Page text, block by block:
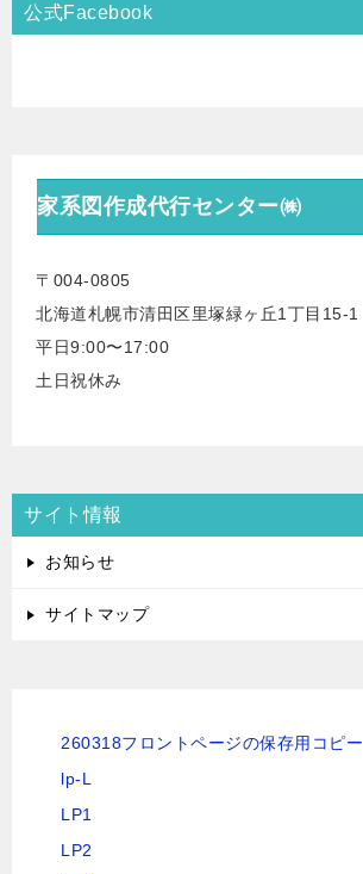
公式Facebook
家系図作成代行センター㈱
〒004-0805
北海道札幌市清田区里塚緑ヶ丘1丁目15-1
平日9:00〜17:00
土日祝休み
サイト情報
お知らせ
サイトマップ
260318フロントページの保存用コピー
lp-L
LP1
LP2